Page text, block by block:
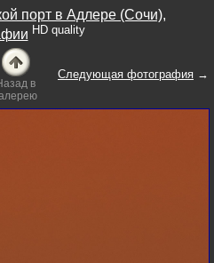
порт в Адлере (Сочи),
HD quality
в
Следующая фотография →